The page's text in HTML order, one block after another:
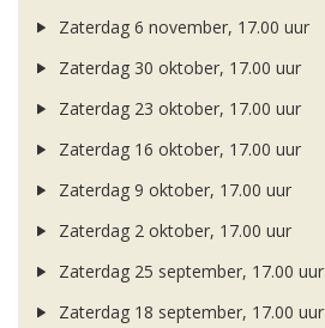
Zaterdag 6 november, 17.00 uur
Zaterdag 30 oktober, 17.00 uur
Zaterdag 23 oktober, 17.00 uur
Zaterdag 16 oktober, 17.00 uur
Zaterdag 9 oktober, 17.00 uur
Zaterdag 2 oktober, 17.00 uur
Zaterdag 25 september, 17.00 uur
Zaterdag 18 september, 17.00 uur